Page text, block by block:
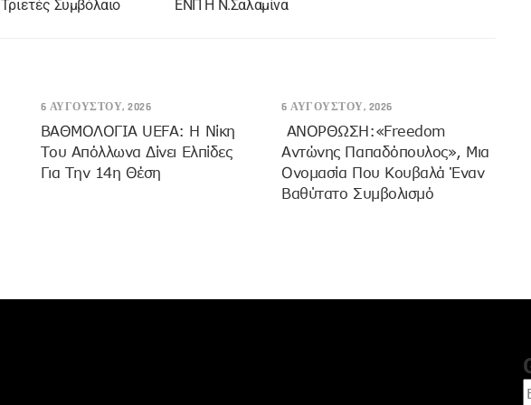
Τριετές Συμβόλαιο
ΕΝΠ Η Ν.Σαλαμίνα
6 ΑΥΓΟΎΣΤΟΥ, 2026
ΒΑΘΜΟΛΟΓΙΑ UEFA: Η Νίκη
Του Απόλλωνα Δίνει Ελπίδες
Για Την 14η Θέση
6 ΑΥΓΟΎΣΤΟΥ, 2026
ANOΡΘΩΣΗ:«Freedom
Αντώνης Παπαδόπουλος», Μια
Ονομασία Που Κουβαλά Έναν
Βαθύτατο Συμβολισμό